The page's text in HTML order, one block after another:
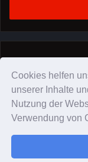
Cookies helfen
unserer Inhalte
Nutzung der
Verwendung von
© Copyright
SchattenZirkus